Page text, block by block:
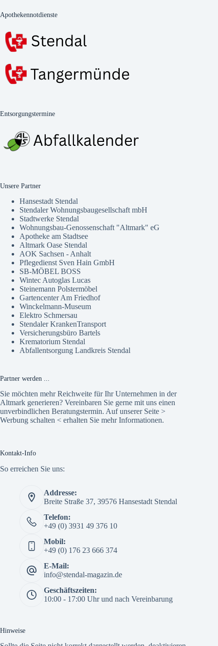
Apothekennotdienste
Entsorgungstermine
Unsere Partner
Hansestadt Stendal
Stendaler Wohnungsbaugesellschaft mbH
Stadtwerke Stendal
Wohnungsbau-Genossenschaft "Altmark" eG
Apotheke am Stadtsee
Altmark Oase Stendal
AOK Sachsen - Anhalt
Pflegedienst Sven Hain GmbH
SB-MÖBEL BOSS
Wintec Autoglas Lucas
Steinemann Polstermöbel
Gartencenter Am Friedhof
Winckelmann-Museum
Elektro Schmersau
Stendaler KrankenTransport
Versicherungsbüro Bartels
Krematorium Stendal
Abfallentsorgung Landkreis Stendal
Partner werden ...
Sie möchten mehr Reichweite für Ihr Unternehmen in der
Altmark generieren? Vereinbaren Sie gerne mit uns einen
unverbindlichen Beratungstermin. Auf unserer Seite >
Werbung schalten < erhalten Sie mehr Informationen.
Kontakt-Info
So erreichen Sie uns:
Addresse:
Breite Straße 37, 39576 Hansestadt Stendal
Telefon:
+49 (0) 3931 49 376 10
Mobil:
+49 (0) 176 23 666 374
E-Mail:
info@stendal-magazin.de
Geschäftszeiten:
10:00 - 17:00 Uhr und nach Vereinbarung
Hinweise